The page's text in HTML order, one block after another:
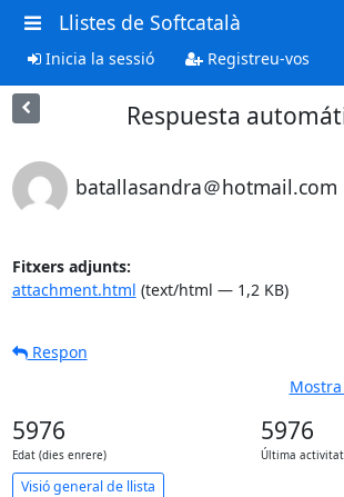
Llistes de Softcatalà
Inicia la sessió Registreu-vos
Respuesta
batallasandra＠hotmail.com
Fitxers adjunts:
attachment.html (text/html — 1,2 KB)
Respon
5976
Edat (dies enrere)
5976
Última
Visió general de llista